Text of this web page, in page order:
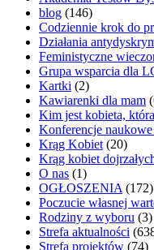
blog (146)
Codziennie krok do
Działania
Feministyczne
Grupa wsparcia dla
Kartki (2)
Kawiarenki dla mam
Kim jest kobieta,
Konferencje naukowe
Krąg Kobiet (20)
Krąg kobiet
O nas (1)
OGŁOSZENIA (172)
Poczucie własnej
Rodziny z wyboru (3)
Strefa aktualności
Strefa projektów (74)